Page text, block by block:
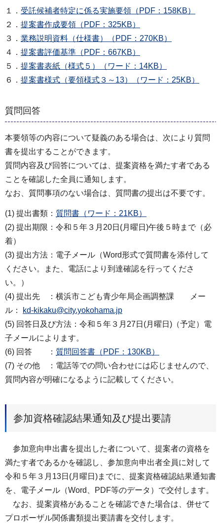
１． 受託候補者特定に係る実施要領（PDF：158KB）
２． 提案書作成要領（PDF：325KB）
３． 業務説明資料（仕様書）（PDF：270KB）
４． 提案書評価基準（PDF：667KB）
５． 提案書表紙（様式５）（ワード：14KB）
６． 提案書様式（要領様式３～13）（ワード：25KB）
質問回答
本要領等の内容について疑義のある場合は、次により質問
書を提出することができます。
質問内容及び回答については、提案資格を満たす者である
ことを確認した全員に通知します。
なお、質問事項のない場合は、質問書の提出は不要です。
(1) 提出書類： 質問書（ワード：21KB）
(2) 提出期限：令和５年３月20日(月曜日)午後５時まで（必
着）
(3) 提出方法：電子メール（Word形式で質問書を添付して
ください。また、電話により到達確認を行ってくださ
い。）
(4) 提出先 ：横浜市こども青少年局企画調整課 メー
ル：
kd-kikaku@city.yokohama.jp
(5) 回答日及び方法：令和５年３月27日(月曜日)（予定）電
子メールによります。
(6) 回答 ： 質問回答書（PDF：130KB）
(7) その他 ：電話等での問い合わせには応じませんので、
質問内容が明確になるように記載してください。
参加資格確認結果通知及び提出要請
参加意向申出書を提出した者について、提案者の資格を
満たす者であるかを確認し、参加意向申出者全員に対して
令和５年３月13日(月曜日)までに、提案資格確認結果通知書
を、電子メール（Word、PDF等のデータ）で交付します。
なお、提案資格があることを確認できた場合は、併せて
プロポーザル関係書類提出要請書を交付します。